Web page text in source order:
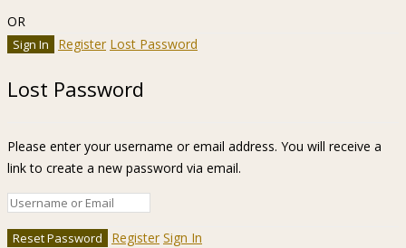
OR
Register Lost Password
Lost Password
Please enter your username or email address. You will receive a
link to create a new password via email.
Register Sign In